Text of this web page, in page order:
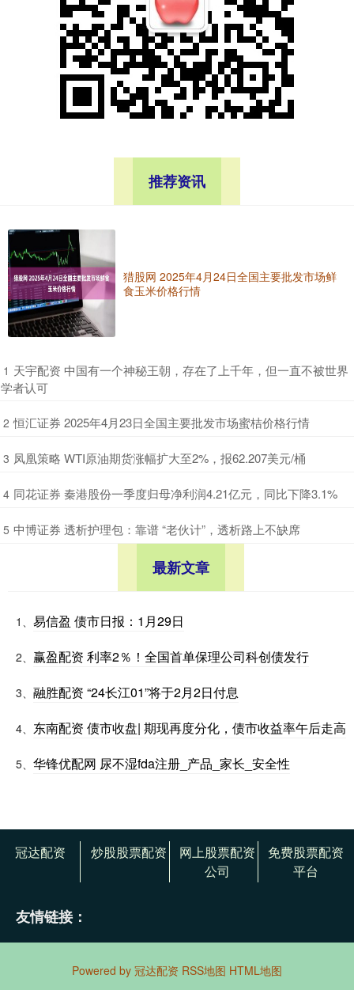
推荐资讯
猎股网 2025年4月24日全国主要批发市场鲜
食玉米价格行情
1 ​天宇配资 中国有一个神秘王朝，存在了上千年，但一直不被世界
学者认可
2 ​恒汇证券 2025年4月23日全国主要批发市场蜜桔价格行情
3 ​凤凰策略 WTI原油期货涨幅扩大至2%，报62.207美元/桶
4 ​同花证券 秦港股份一季度归母净利润4.21亿元，同比下降3.1%
5 ​中博证券 透析护理包：靠谱 “老伙计”，透析路上不缺席
最新文章
1、 易信盈 债市日报：1月29日
2、 赢盈配资 利率2％！全国首单保理公司科创债发行
3、 融胜配资 “24长江01”将于2月2日付息
4、 东南配资 债市收盘| 期现再度分化，债市收益率午后走高
5、 华锋优配网 尿不湿fda注册_产品_家长_安全性
冠达配资 炒股股票配资
网上股票配资
公司
免费股票配资
平台
友情链接：
Powered by 冠达配资 RSS地图 HTML地图